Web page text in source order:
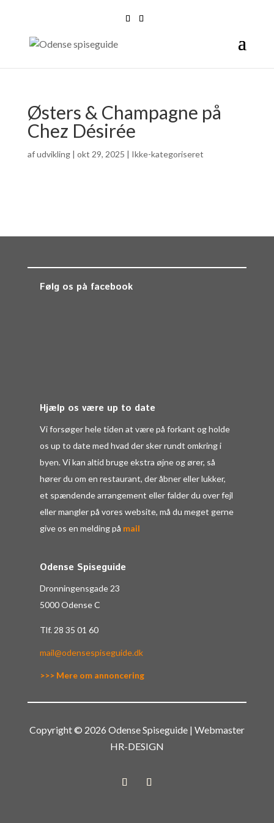
Østers & Champagne på
Chez Désirée
afudvikling| okt 29, 2025 | Ikke-kategoriseret
Følg os på facebook
Hjælp os være up to date
Vi forsøger hele tiden at være på forkant og holde
os up to date med hvad der sker rundt omkring i
byen. Vi kan altid bruge ekstra øjne og ører, så
hører du om en restaurant, der åbner eller lukker,
et spændende arrangement eller falder du over fejl
eller mangler på vores website, må du meget gerne
give os en melding på mail
Odense Spiseguide
Dronningensgade 23
5000 Odense C
Tlf. 28 35 01 60
mail@odensespiseguide.dk
>>> Mere om annoncering
Copyright © 2026 Odense Spiseguide | Webmaster
HR-DESIGN